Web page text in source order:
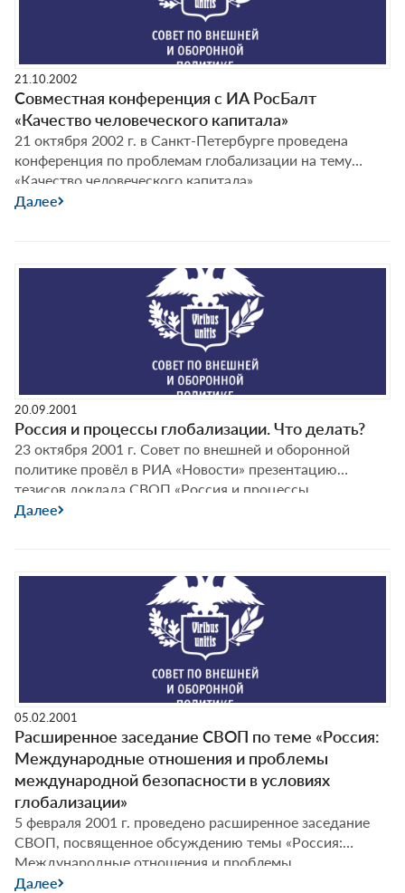
21.10.2002
Совместная конференция с ИА РосБалт
«Качество человеческого капитала»
21 октября 2002 г. в Санкт-Петербурге проведена
конференция по проблемам глобализации на тему
«Качество человеческого капитала».
Далее
20.09.2001
Россия и процессы глобализации. Что делать?
23 октября 2001 г. Совет по внешней и оборонной
политике провёл в РИА «Новости» презентацию
тезисов доклада СВОП «Россия и процессы
глобализации. Что делать?».
Далее
05.02.2001
Расширенное заседание СВОП по теме «Россия:
Международные отношения и проблемы
международной безопасности в условиях
глобализации»
5 февраля 2001 г. проведено расширенное заседание
СВОП, посвященное обсуждению темы «Россия:
Международные отношения и проблемы
международной безопасности в условиях
Далее